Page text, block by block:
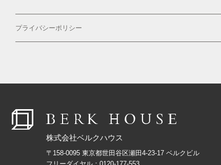
プライバシーポリシー
株式会社ベルクハウス
〒158-0095 東京都世田谷区瀬田4-23-17 ベルクビル